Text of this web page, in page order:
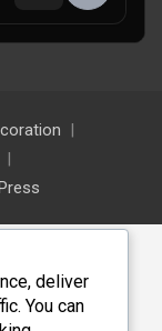
deliver
You can